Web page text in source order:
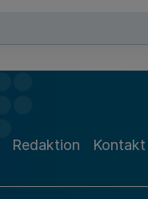
Redaktion Kontakt